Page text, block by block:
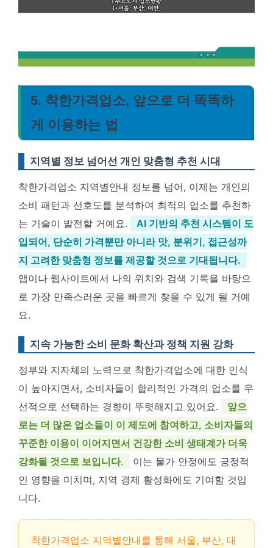
5. 착한가격업소, 앞으로 더 똑똑하
게 이용하는 법
지역별 정보 넘어선 개인 맞춤형 추천 시대
착한가격업소 지역별안내 정보를 넘어, 이제는 개인의
소비 패턴과 선호도를 분석하여 최적의 업소를 추천하
는 기술이 발전할 거예요.
AI 기반의 추천 시스템이 도
입되어, 단순히 가격뿐만 아니라 맛, 분위기, 접근성까
지 고려한 맞춤형 정보를 제공할 것으로 기대됩니다.
앱이나 웹사이트에서 나의 위치와 검색 기록을 바탕으
로 가장 만족스러운 곳을 빠르게 찾을 수 있게 될 거예
요.
지속 가능한 소비 문화 확산과 정책 지원 강화
정부와 지자체의 노력으로 착한가격업소에 대한 인식
이 높아지면서, 소비자들이 합리적인 가격의 업소를 우
선적으로 선택하는 경향이 뚜렷해지고 있어요.
앞으
로는 더 많은 업소들이 이 제도에 참여하고, 소비자들의
꾸준한 이용이 이어지면서 건강한 소비 생태계가 더욱
강화될 것으로 보입니다.
이는 물가 안정에도 긍정적
인 영향을 미치며, 지역 경제 활성화에도 기여할 것입
니다.
착한가격업소 지역별안내를 통해 서울, 부산, 대